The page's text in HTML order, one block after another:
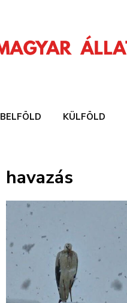
BELFÖLD KÜLFÖLD
havazás